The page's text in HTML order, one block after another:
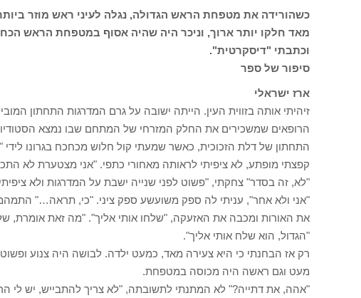
כשהורידה את מטפחת הראש הגדולה, נגלה לעיני ראש מוזר
מאד חלקו יותר ארוך, וניכר היה שהיה אסוף במטפחת הראש
וכתבתי "דיסקרטית".
סיפור של ספר
ארז ישראלי
זיהיתי אותה בזווית העין. הייתה ישובה על גרם המדרגות התחתון
הרופאים שמשכירים את החלק המזרחי של המתחם שבו נמצא
התחתון של דלת הזכוכית, כאשר שמעתי קול חלוש מכחכח בגרונו לידי
קפצתי מופתע, לא ציפיתי לראותה מאחורי כתפי. "אני מצטערת לא
"לא, זה בסדר" צחקתי, "פשוט לפני שנייה ישבת על המדרגות ולא
"אני ולא אחר", עניתי לה ספק משועשע ספק ציני. "כי, תראה…"
את האורות ומכבה את האזעקה, "שלחו אותי אליך". "מה זאת אומרת,
"הגדול, הוא שלח אותי אליך".
רק אז הבחנתי כי היא צעירה מאד, כמעט ילדה. לבושה היה צנוע ופשוט.
מעט וגם ראשה היה מכוסה במטפחת.
"אהה, את דתייה?" לא המתנתי לתשובתה, "לא צריך להתבייש, יש לי